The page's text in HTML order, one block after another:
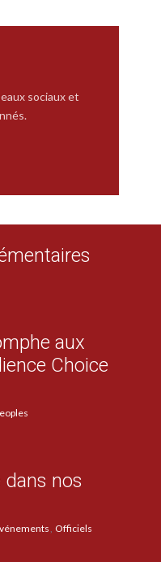
sociaux et
aux
Choice
dans nos
Officiels